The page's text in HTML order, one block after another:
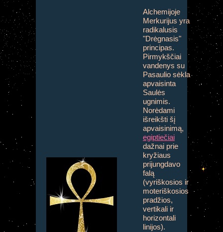
Alchemijoje
Merkurijus yra
radikalusis
"Drėgnasis"
principas.
Pirmykščiai
vandenys su
Pasaulio sėkla
apvaisinta
Saulės
ugnimis.
Norėdami
išreikšti šį
apvaisinimą,
egiptiečiai
dažnai prie
kryžiaus
prijungdavo
falą
(vyriškosios ir
moteriškosios
pradžios,
vertikali ir
horizontali
linijos).